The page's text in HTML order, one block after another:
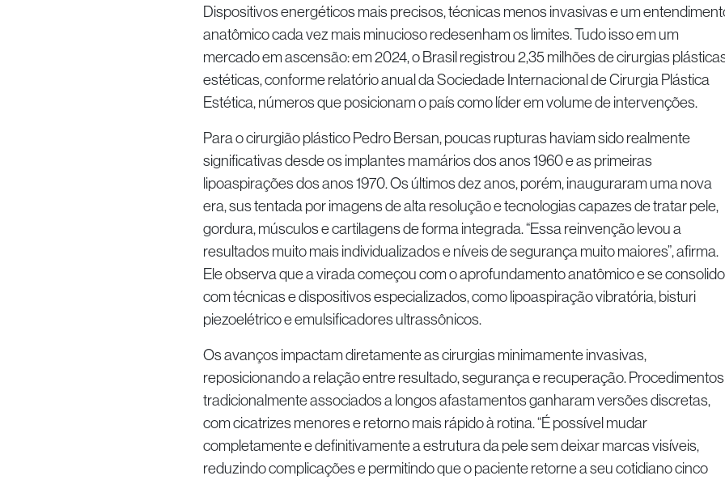
Dispositivos energéticos mais precisos, técnicas menos invasivas e um
anatômico cada vez mais minucioso redesenham os limites. Tudo isso em um
mercado em ascensão: em 2024, o Brasil registrou 2,35 milhões de cirurgias
estéticas, conforme relatório anual da Sociedade Internacional de Cirurgia Plástica
Estética, números que posicionam o país como líder em volume de intervenções.
Para o cirurgião plástico Pedro Bersan, poucas rupturas haviam sido realmente
significativas desde os implantes mamários dos anos 1960 e as primeiras
lipoaspirações dos anos 1970. Os últimos dez anos, porém, inauguraram uma nova
era, sus tentada por imagens de alta resolução e tecnologias capazes de tratar pele,
gordura, músculos e cartilagens de forma integrada. “Essa reinvenção levou a
resultados muito mais individualizados e níveis de segurança muito maiores”, afirma.
Ele observa que a virada começou com o aprofundamento anatômico e se
com técnicas e dispositivos especializados, como lipoaspiração vibratória, bisturi
piezoelétrico e emulsificadores ultrassônicos.
Os avanços impactam diretamente as cirurgias minimamente invasivas,
reposicionando a relação entre resultado, segurança e recuperação. Procedimentos
tradicionalmente associados a longos afastamentos ganharam versões discretas,
com cicatrizes menores e retorno mais rápido à rotina. “É possível mudar
completamente e definitivamente a estrutura da pele sem deixar marcas visíveis,
reduzindo complicações e permitindo que o paciente retorne a seu cotidiano cinco